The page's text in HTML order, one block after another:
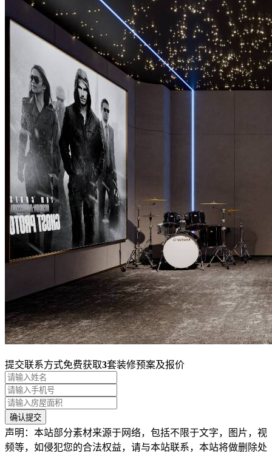
提交联系方式免费获取3套装修预案及报价
声明：本站部分素材来源于网络，包括不限于文字，图片，视
频等，如侵犯您的合法权益，请与本站联系，本站将做删除处